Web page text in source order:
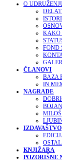
O
KAKO
FOND
ČLANOVI
BAZA
IN
NAGRADE
IZDAVAŠTVO
KNJIŽARA
POZORIŠNE